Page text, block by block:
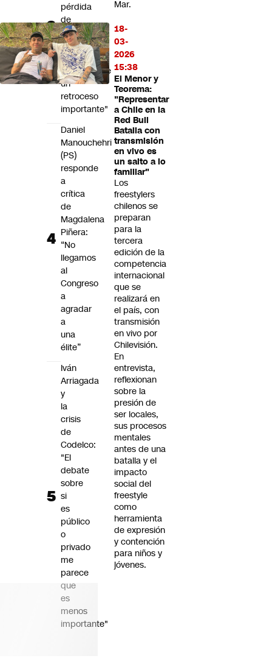
Mar.
18-
03-
2026
15:38
El Menor y
Teorema:
"Representar
a Chile en la
Red Bull
Batalla con
transmisión
en vivo es
un salto a lo
familiar"
Los
freestylers
chilenos se
preparan
para la
tercera
edición de la
competencia
internacional
que se
realizará en
el país, con
transmisión
en vivo por
Chilevisión.
En
entrevista,
reflexionan
sobre la
presión de
ser locales,
sus procesos
mentales
antes de una
batalla y el
impacto
social del
freestyle
como
herramienta
de expresión
y contención
para niños y
jóvenes.
pérdida
de
acciones
judiciales:
"Sería
francamente
un
retroceso
importante"
Daniel
Manouchehri
(PS)
responde
a
crítica
de
Magdalena
Piñera:
“No
llegamos
al
Congreso
a
agradar
a
una
élite”
Iván
Arriagada
y
la
crisis
de
Codelco:
"El
debate
sobre
si
es
público
o
privado
me
parece
que
es
menos
importante"